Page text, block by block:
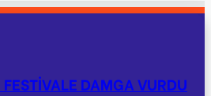
DAMGA VURDU